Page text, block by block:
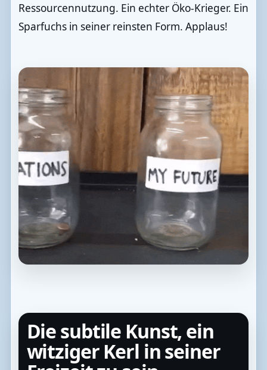
Ressourcennutzung. Ein echter Öko-Krieger. Ein
Sparfuchs in seiner reinsten Form. Applaus!
Die subtile Kunst, ein
witziger Kerl in seiner